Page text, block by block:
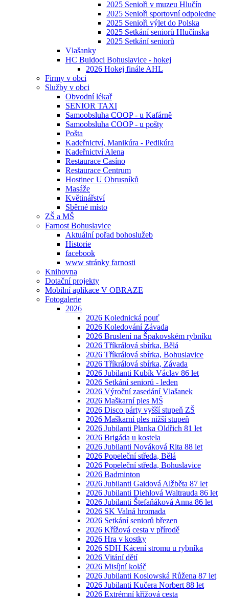
2025 Senioři v muzeu Hlučín
2025 Senioři sportovní odpoledne
2025 Senioři výlet do Polska
2025 Setkání seniorů Hlučínska
2025 Setkání seniorů
Vlašanky
HC Buldoci Bohuslavice - hokej
2026 Hokej finále AHL
Firmy v obci
Služby v obci
Obvodní lékař
SENIOR TAXI
Samoobsluha COOP - u Kafárně
Samoobsluha COOP - u pošty
Pošta
Kadeřnictví, Manikúra - Pedikúra
Kadeřnictví Alena
Restaurace Casíno
Restaurace Centrum
Hostinec U Obrusníků
Masáže
Květinářství
Sběrné místo
ZŠ a MŠ
Farnost Bohuslavice
Aktuální pořad bohoslužeb
Historie
facebook
www stránky farnosti
Knihovna
Dotační projekty
Mobilní aplikace V OBRAZE
Fotogalerie
2026
2026 Kolednická pouť
2026 Koledování Závada
2026 Bruslení na Špakovském rybníku
2026 Tříkrálová sbírka, Bělá
2026 Tříkrálová sbírka, Bohuslavice
2026 Tříkrálová sbírka, Závada
2026 Jubilanti Kubík Václav 86 let
2026 Setkání seniorů - leden
2026 Výroční zasedání Vlašanek
2026 Maškarní ples MŠ
2026 Disco párty vyšší stupeň ZŠ
2026 Maškarní ples nižší stupeň
2026 Jubilanti Planka Oldřich 81 let
2026 Brigáda u kostela
2026 Jubilanti Nováková Rita 88 let
2026 Popeleční středa, Bělá
2026 Popeleční středa, Bohuslavice
2026 Badminton
2026 Jubilanti Gaidová Alžběta 87 let
2026 Jubilanti Diehlová Waltrauda 86 let
2026 Jubilanti Štefaňáková Anna 86 let
2026 SK Valná hromada
2026 Setkání seniorů březen
2026 Křížová cesta v přírodě
2026 Hra v kostky
2026 SDH Kácení stromu u rybníka
2026 Vitání dětí
2026 Misíjní koláč
2026 Jubilanti Koslowská Růžena 87 let
2026 Jubilanti Kučera Norbert 88 let
2026 Extrémní křížová cesta